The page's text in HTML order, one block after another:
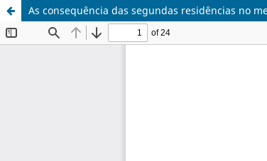
As consequência das segundas residências no